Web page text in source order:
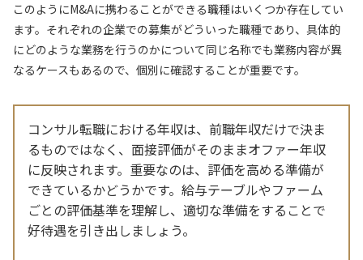
このようにM&Aに携わることができる職種はいくつか存在してい
ます。それぞれの企業での募集がどういった職種であり、具体的
にどのような業務を行うのかについて同じ名称でも業務内容が異
なるケースもあるので、個別に確認することが重要です。
コンサル転職における年収は、前職年収だけで決ま
るものではなく、面接評価がそのままオファー年収
に反映されます。重要なのは、評価を高める準備が
できているかどうかです。給与テーブルやファーム
ごとの評価基準を理解し、適切な準備をすることで
好待遇を引き出しましょう。